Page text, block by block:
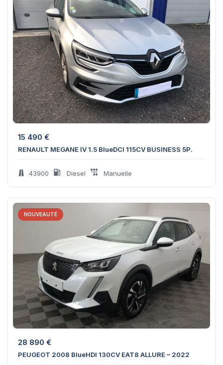
15 490 €
RENAULT MEGANE IV 1.5 BlueDCI 115CV BUSINESS 5P.
43900 Diesel Manuelle
NOUVEAUTÉ
28 890 €
PEUGEOT 2008 BlueHDI 130CV EAT8 ALLURE – 2022